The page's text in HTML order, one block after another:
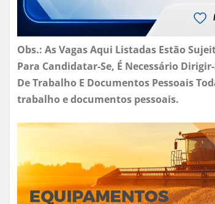
Obs.: As Vagas Aqui Listadas Estão
Para Candidatar-Se, É Necessário
De Trabalho E Documentos Pessoais
trabalho e documentos pessoais.